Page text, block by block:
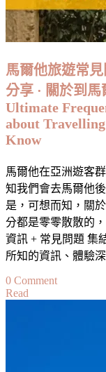
們
的
經
驗
分
享
·
關
拉
脫
維
亞
去
旅
馬爾他旅遊常
分享 · 關於到
Ultimate
about
Know
馬爾他在亞洲遊客
知我們會去馬爾他
是，可想而知，關
分都是零零散散的
資訊 + 常見問題 集
所知的資訊、體驗
0 Commenton
Read